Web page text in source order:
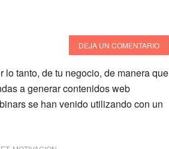
DEJA UN COMENTARIO
tanto, de tu negocio, de manera que
a generar contenidos web
se han venido utilizando con un